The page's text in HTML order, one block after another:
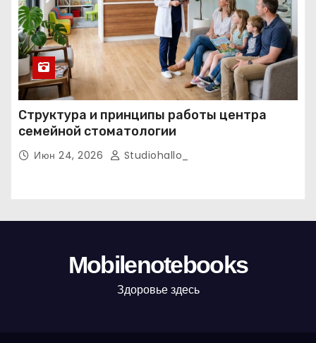
Структура и принципы работы центра
семейной стоматологии
Июн 24, 2026 Studiohallo_
Mobilenotebooks
Здоровье здесь